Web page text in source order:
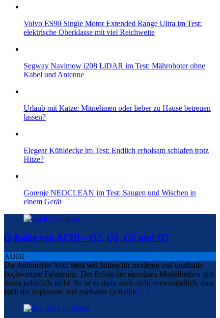
Volvo ES90 Single Motor Extended Range Ultra im Test:
elektrische Oberklasse mit viel Reichweite
Segway Navimow i208 LiDAR im Test: Mähroboter ohne
Kabel und Antenne
Urlaub mit Katze: Mitnehmen oder lieber zu Hause betreuen
lassen?
Elegear Kühldecke im Test: Endlich erholsam schlafen trotz
Hitze?
Gorenje NEOCLEAN im Test: Saugen und Wischen in
einem Gerät
Q-Reihe von AUDi – Q2, Q3, Q5 und Q7
AUDI
Die Automarke Audi steht seit Jahren für moderne und qualitativ
hochwertige Fahrzeuge. Der Erfolg der einzelnen Modellreihen gibt
ihnen jedenfalls recht. So ist es dann auch nicht verwunderlich, dass
auch die imposante und markante Q-Reihe [...]